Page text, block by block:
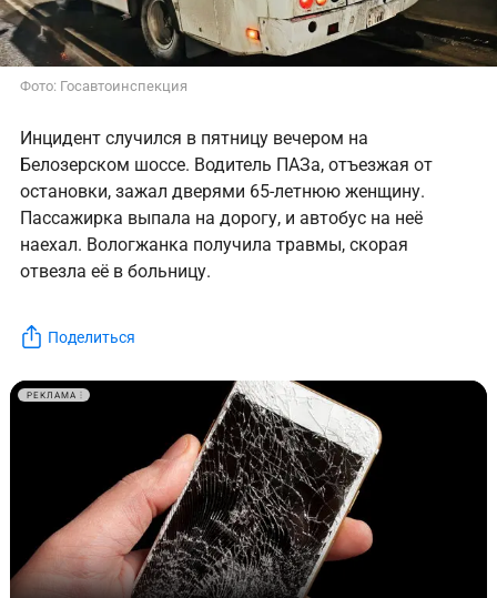
Фото: Госавтоинспекция
Инцидент случился в пятницу вечером на
Белозерском шоссе. Водитель ПАЗа, отъезжая от
остановки, зажал дверями 65-летнюю женщину.
Пассажирка выпала на дорогу, и автобус на неё
наехал. Вологжанка получила травмы, скорая
отвезла её в больницу.
Поделиться
РЕКЛАМА